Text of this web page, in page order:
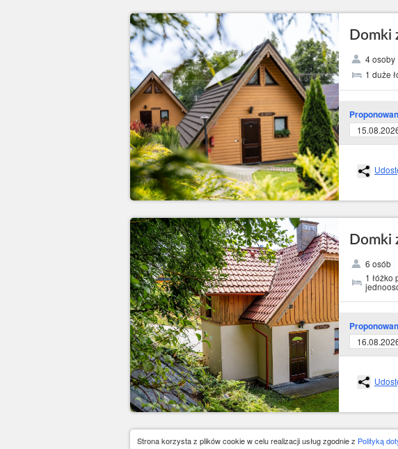
Domki
4 osoby
1 duże
Domki
6 osób
1 łóżko
Strona korzysta z plików cookie w celu realizacji usług zgodnie z Polityką